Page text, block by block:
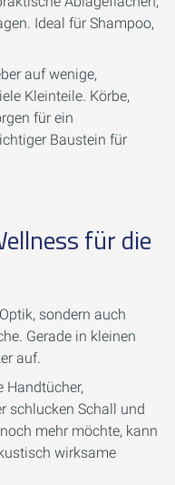
Ideal für Shampoo,
auf wenige,
Kleinteile. Körbe,
für ein
Baustein für
für die
sondern auch
Gerade in kleinen
auf.
Handtücher,
schlucken Schall und
mehr möchte, kann
wirksame